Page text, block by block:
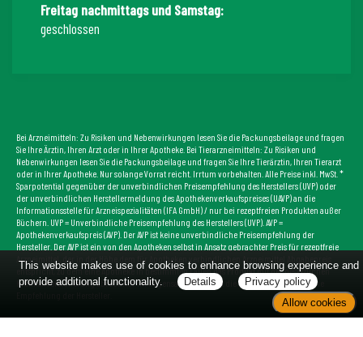
Freitag nachmittags und Samstag:
geschlossen
Bei Arzneimitteln: Zu Risiken und Nebenwirkungen lesen Sie die Packungsbeilage und fragen
Sie Ihre Ärztin, Ihren Arzt oder in Ihrer Apotheke. Bei Tierarzneimitteln: Zu Risiken und
Nebenwirkungen lesen Sie die Packungsbeilage und fragen Sie Ihre Tierärztin, Ihren Tierarzt
oder in Ihrer Apotheke. Nur solange Vorrat reicht. Irrtum vorbehalten. Alle Preise inkl. MwSt. *
Sparpotential gegenüber der unverbindlichen Preisempfehlung des Herstellers (UVP) oder
der unverbindlichen Herstellermeldung des Apothekenverkaufspreises (UAVP) an die
Informationsstelle für Arzneispezialitäten (IFA GmbH) / nur bei rezeptfreien Produkten außer
Büchern. UVP = Unverbindliche Preisempfehlung des Herstellers (UVP). AVP =
Apothekenverkaufspreis (AVP). Der AVP ist keine unverbindliche Preisempfehlung der
Hersteller. Der AVP ist ein von den Apotheken selbst in Ansatz gebrachter Preis für rezeptfreie
Arzneimittel, der in der Höhe dem für Apotheken verbindlichen Arzneimittel Abgabepreis
entspricht, zu dem eine Apotheke in bestimmten Fällen das Produkt mit der gesetzlichen
Krankenversicherung abrechnet. Im Gegensatz zum AVP ist die gebräuchliche UVP eine
This website makes use of cookies to enhance browsing experience and
provide additional functionality.
Details
Privacy policy
Allow cookies